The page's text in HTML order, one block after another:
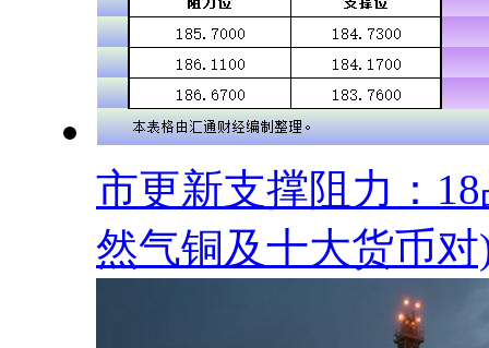
市更新支撑阻力：
然气铜及十大货币对